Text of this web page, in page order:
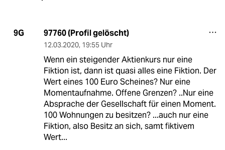
9G 97760 (Profil gelöscht)
12.03.2020, 19:55 Uhr
Wenn ein steigender Aktienkurs nur eine
Fiktion ist, dann ist quasi alles eine Fiktion. Der
Wert eines 100 Euro Scheines? Nur eine
Momentaufnahme. Offene Grenzen? ..Nur eine
Absprache der Gesellschaft für einen Moment.
100 Wohnungen zu besitzen? ...auch nur eine
Fiktion, also Besitz an sich, samt fiktivem
Wert...